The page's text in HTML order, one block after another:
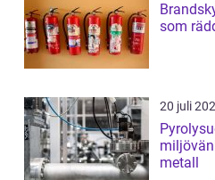
som
20 juli
Pyrolysugn
metall